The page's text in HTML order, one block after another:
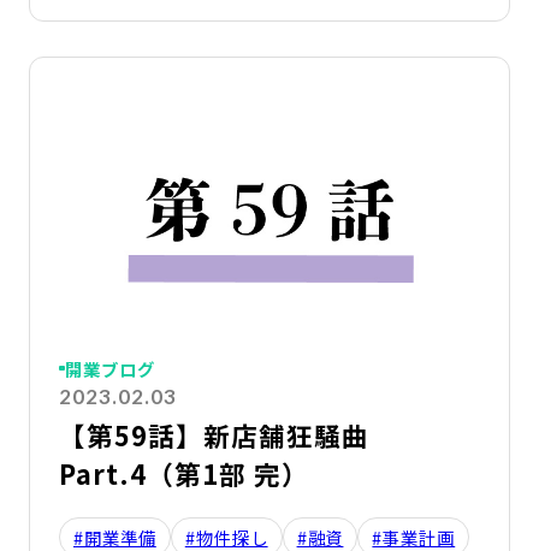
2023.02.03
開業ブログ
【第59話】新店舗狂騒曲
Part.4（第1部 完）
#開業準備 #物件探し #融資
#事業計画